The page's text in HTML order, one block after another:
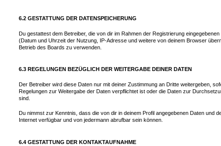
6.2 GESTATTUNG DER DATENSPEICHERUNG
Du gestattest dem Betreiber, die von dir im Rahmen der Registrierung
(Datum und Uhrzeit der Nutzung, IP-Adresse und weitere von deinem Browser
Betrieb des Boards zu verwenden.
6.3 REGELUNGEN BEZÜGLICH DER WEITERGABE DEINER DATEN
Der Betreiber wird diese Daten nur mit deiner Zustimmung an Dritte weitergeben,
Regelungen zur Weitergabe der Daten verpflichtet ist oder die Daten zur
sind.
Du nimmst zur Kenntnis, dass die von dir in deinem Profil angegebenen Daten und
Internet verfügbar und von jedermann abrufbar sein können.
6.4 GESTATTUNG DER KONTAKTAUFNAHME